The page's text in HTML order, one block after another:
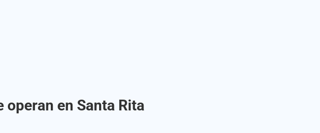
en Santa Rita